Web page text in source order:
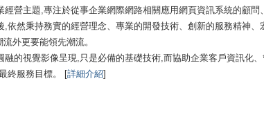
經營主題,專注於從事企業網際網路相關應用網頁資訊系統的顧問
,依然秉持務實的經營理念、專業的開發技術、創新的服務精神、
外更要能領先潮流。
融的視覺影像呈現,只是必備的基礎技術,而協助企業客戶資訊化
終服務目標。 [詳細介紹]